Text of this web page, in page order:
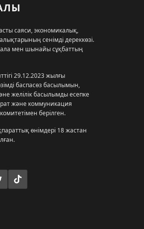
саяси, экономикалық,
сенімді дереккөзі.
мен шынайы сұқбаттың
29.12.2023 жылғы
баспасөз басылымын,
желілік басылымды есепке
және коммуникация
берілген.
өнімдері 18 жастан